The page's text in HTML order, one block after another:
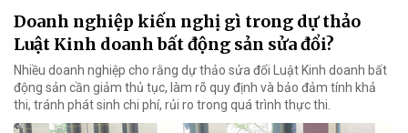
Doanh nghiệp kiến nghị gì trong dự thảo
Luật Kinh doanh bất động sản sửa đổi?
Nhiều doanh nghiệp cho rằng dự thảo sửa đổi Luật Kinh doanh bất
động sản cần giảm thủ tục, làm rõ quy định và bảo đảm tính khả
thi, tránh phát sinh chi phí, rủi ro trong quá trình thực thi.